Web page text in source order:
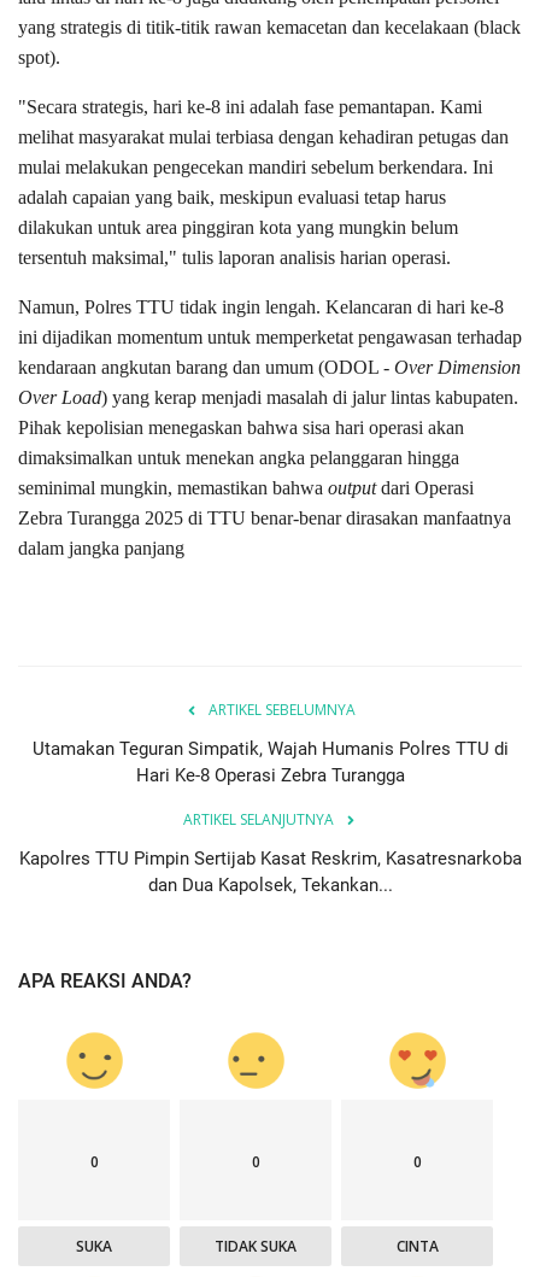
yang strategis di titik-titik rawan kemacetan dan kecelakaan (black
spot).
"Secara strategis, hari ke-8 ini adalah fase pemantapan. Kami
melihat masyarakat mulai terbiasa dengan kehadiran petugas dan
mulai melakukan pengecekan mandiri sebelum berkendara. Ini
adalah capaian yang baik, meskipun evaluasi tetap harus
dilakukan untuk area pinggiran kota yang mungkin belum
tersentuh maksimal," tulis laporan analisis harian operasi.
Namun, Polres TTU tidak ingin lengah. Kelancaran di hari ke-8
ini dijadikan momentum untuk memperketat pengawasan terhadap
kendaraan angkutan barang dan umum (ODOL - Over Dimension
Over Load) yang kerap menjadi masalah di jalur lintas kabupaten.
Pihak kepolisian menegaskan bahwa sisa hari operasi akan
dimaksimalkan untuk menekan angka pelanggaran hingga
seminimal mungkin, memastikan bahwa outputdari Operasi
Zebra Turangga 2025 di TTU benar-benar dirasakan manfaatnya
dalam jangka panjang
ARTIKEL SEBELUMNYA
Utamakan Teguran Simpatik, Wajah Humanis Polres TTU di
Hari Ke-8 Operasi Zebra Turangga
ARTIKEL SELANJUTNYA
Kapolres TTU Pimpin Sertijab Kasat Reskrim, Kasatresnarkoba
dan Dua Kapolsek, Tekankan...
APA REAKSI ANDA?
0
SUKA
0
TIDAK SUKA
0
CINTA